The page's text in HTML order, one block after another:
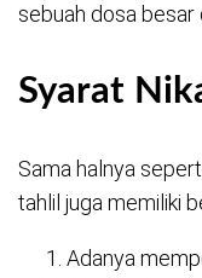
sebuah dosa besar
Syarat
Sama halnya
tahlil juga memiliki
Adanya